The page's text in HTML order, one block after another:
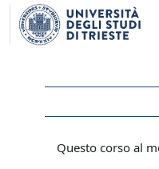
Vai al contenuto principale
Questo corso al